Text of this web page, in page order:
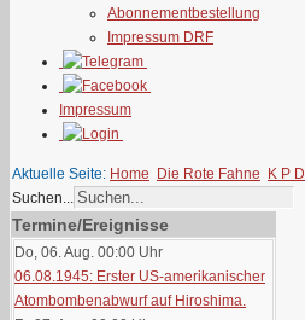
Abonnementbestellung
Impressum DRF
Impressum
Aktuelle Seite: Home Die Rote Fahne K P D
Suchen...
Termine/Ereignisse
Do, 06. Aug. 00:00 Uhr
06.08.1945: Erster US-amerikanischer
Atombombenabwurf auf Hiroshima.